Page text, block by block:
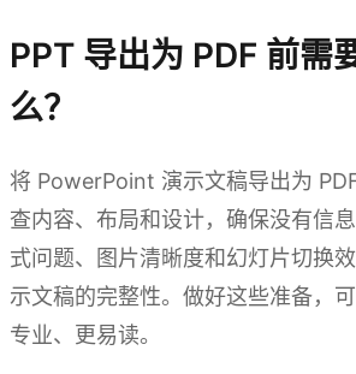
PPT 导出为 PDF 前需
么？
将 PowerPoint 演示文稿导出为
查内容、布局和设计，确保没有信
式问题、图片清晰度和幻灯片切换
示文稿的完整性。做好这些准备，
专业、更易读。